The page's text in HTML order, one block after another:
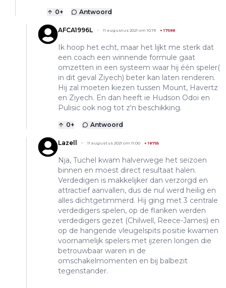
0+ Antwoord
AFCA1996L 11 augustus 2021 om 10:19 +17588
Ik hoop het echt, maar het lijkt me sterk dat
een coach een winnende formule gaat
omzetten in een systeem waar hij één speler(
in dit geval Ziyech) beter kan laten renderen.
Hij zal moeten kiezen tussen Mount, Havertz
en Ziyech. En dan heeft ie Hudson Odoi en
Pulisic ook nog tot z'n beschikking.
0+ Antwoord
Lazell 11 augustus 2021 om 11:00 +18755
Nja, Tuchel kwam halverwege het seizoen
binnen en moest direct resultaat halen.
Verdedigen is makkelijker dan verzorgd en
attractief aanvallen, dus de nul werd heilig en
alles dichtgetimmerd. Hij ging met 3 centrale
verdedigers spelen, op de flanken werden
verdedigers gezet (Chilwell, Reece-James) en
op de hangende vleugelspits positie kwamen
voornamelijk spelers met ijzeren longen die
betrouwbaar waren in de
omschakelmomenten en bij balbezit
tegenstander.